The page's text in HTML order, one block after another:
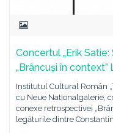
Concertul „Erik
„Brâncuși în
Institutul Cultural Român
cu Neue Nationalgalerie,
conexe retrospectivei
legăturile dintre